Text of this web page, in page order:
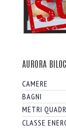
AURORA
CAMERE
BAGNI
METRI
CLASSE